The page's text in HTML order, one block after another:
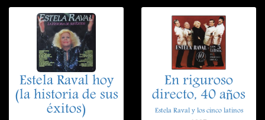
Estela Raval hoy
(la historia de sus
éxitos)
En riguroso
directo, 40 años
Estela Raval y los cinco latinos